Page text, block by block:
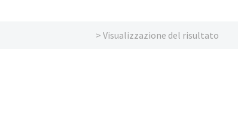
> Visualizzazione del risultato